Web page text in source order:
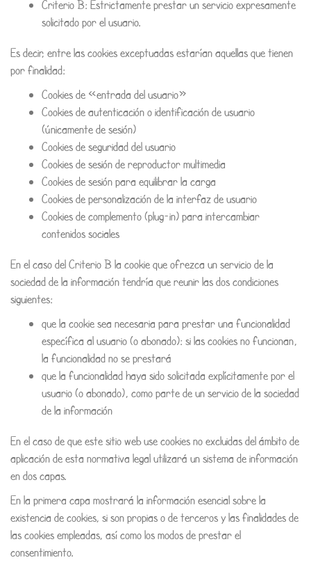
Criterio B: Estrictamente prestar un servicio expresamente
solicitado por el usuario.
Es decir, entre las cookies exceptuadas estarían aquellas que tienen
por finalidad:
Cookies de «entrada del usuario»
Cookies de autenticación o identificación de usuario
(únicamente de sesión)
Cookies de seguridad del usuario
Cookies de sesión de reproductor multimedia
Cookies de sesión para equilibrar la carga
Cookies de personalización de la interfaz de usuario
Cookies de complemento (plug-in) para intercambiar
contenidos sociales
En el caso del Criterio B la cookie que ofrezca un servicio de la
sociedad de la información tendría que reunir las dos condiciones
siguientes:
que la cookie sea necesaria para prestar una funcionalidad
específica al usuario (o abonado): si las cookies no funcionan,
la funcionalidad no se prestará
que la funcionalidad haya sido solicitada explícitamente por el
usuario (o abonado), como parte de un servicio de la sociedad
de la información
En el caso de que este sitio web use cookies no excluidas del ámbito de
aplicación de esta normativa legal utilizará un sistema de información
en dos capas.
En la primera capa mostrará la información esencial sobre la
existencia de cookies, si son propias o de terceros y las finalidades de
las cookies empleadas, así como los modos de prestar el
consentimiento.